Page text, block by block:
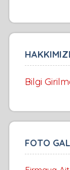
Bilgi
FOTO